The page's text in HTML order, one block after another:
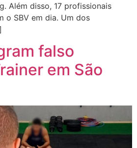
Além disso, 17 profissionais
o SBV em dia. Um dos
falso
em São